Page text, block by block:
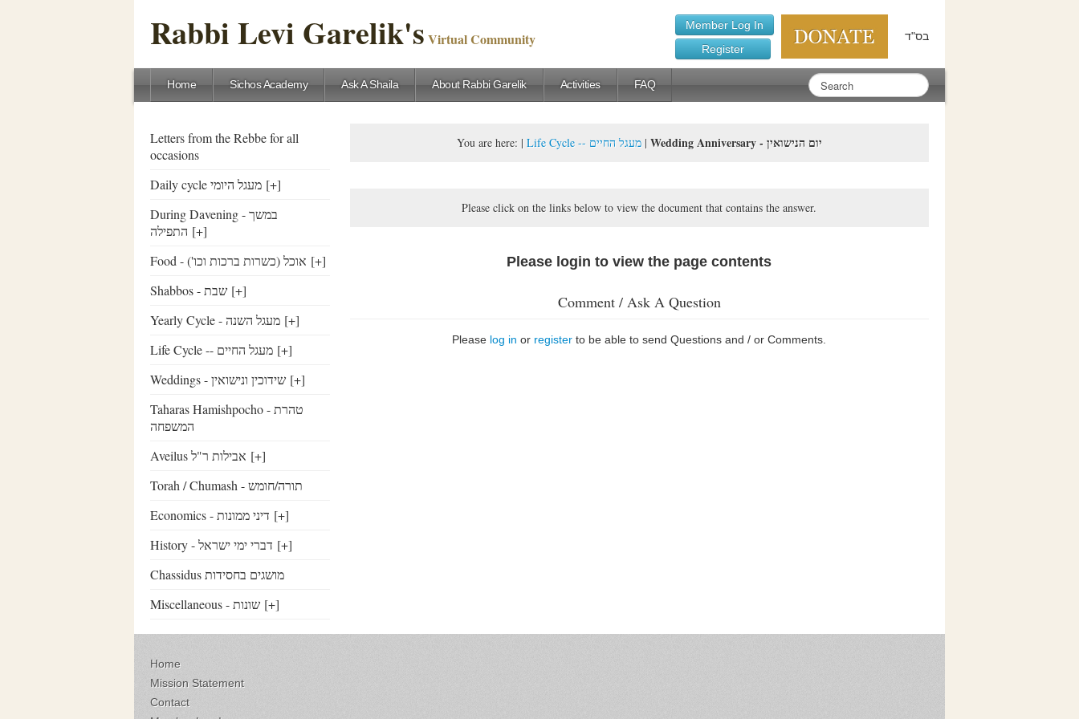
Rabbi Levi Garelik's Virtual Community
Member Log In
Register
בס"ד
Home Sichos Academy Ask A Shaila About Rabbi Garelik Activities FAQ
Letters from the Rebbe for all
occasions
Daily cycle מעגל היומי [+]
During Davening - במשך
התפילה [+]
Food - ('אוכל (כשרות ברכות וכו [+]
Shabbos - שבת [+]
Yearly Cycle - מעגל השנה [+]
Life Cycle -- מעגל החיים [+]
Weddings - שידוכין ונישואין [+]
Taharas Hamishpocho - טהרת
המשפחה
Aveilus אבילות ר"ל [+]
Torah / Chumash - תורה/חומש
Economics - דיני ממונות [+]
History - דברי ימי ישראל [+]
Chassidus מושגים בחסידות
Miscellaneous - שונות [+]
You are here: | Life Cycle -- מעגל החיים| Wedding Anniversary - יום הנישואין
Please click on the links below to view the document that contains the answer.
Please login to view the page contents
Comment / Ask A Question
Please log in or register to be able to send Questions and / or Comments.
Home
Mission Statement
Contact